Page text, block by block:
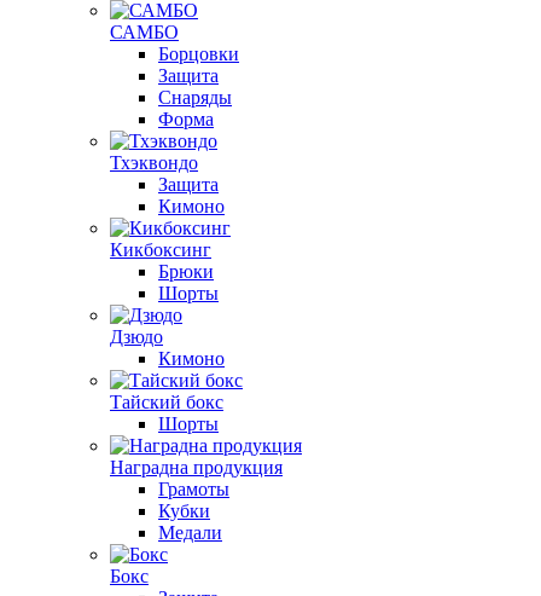
САМБО
Борцовки
Защита
Снаряды
Форма
Тхэквондо
Защита
Кимоно
Кикбоксинг
Брюки
Шорты
Дзюдо
Кимоно
Тайский бокс
Шорты
Наградна продукция
Грамоты
Кубки
Медали
Бокс